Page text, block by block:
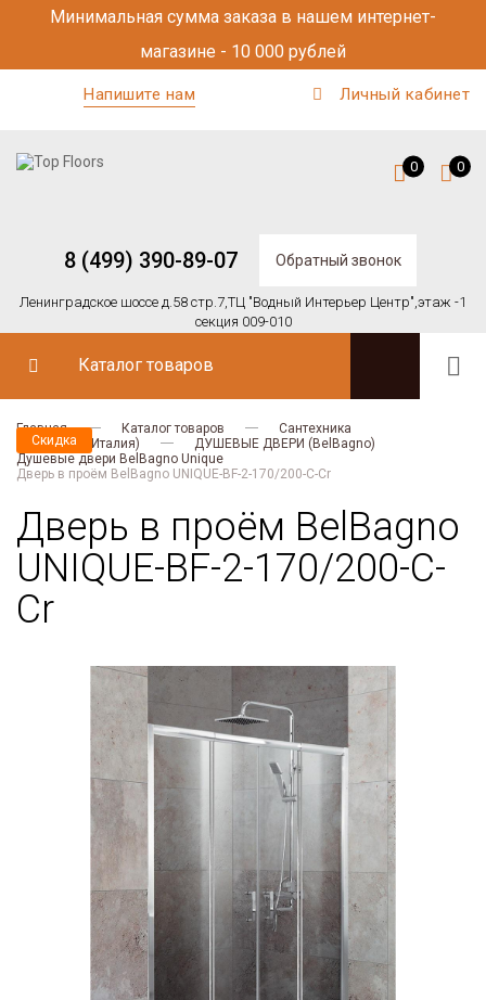
Минимальная сумма заказа в нашем интернет-
магазине - 10 000 рублей
Напишите нам Личный кабинет
8 (499) 390-89-07 Обратный звонок
Ленинградское шоссе д.58 стр.7,ТЦ "Водный Интерьер Центр",этаж -1
секция 009-010
0 0
Каталог товаров
Главная Каталог товаров
Сантехника
BELBAGNO (Италия)
ДУШЕВЫЕ ДВЕРИ (BelBagno)
Душевые двери BelBagno Unique
Дверь в проём BelBagno UNIQUE-BF-2-170/200-C-Cr
Дверь в проём BelBagno
UNIQUE-BF-2-170/200-C-
Cr
Скидка